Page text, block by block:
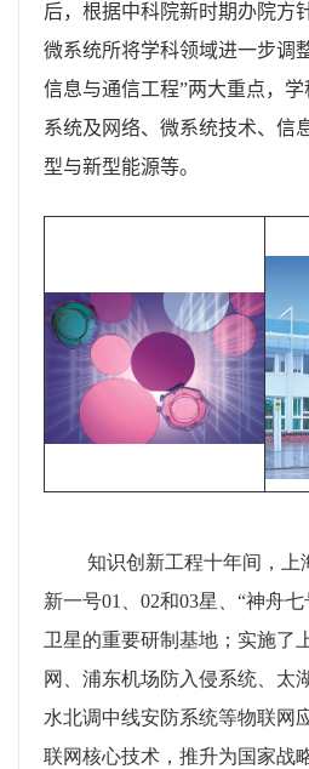
后，根据中科院新时期办院方
微系统所将学科领域进一步调
信息与通信工程”两大重点，
系统及网络、微系统技术、信
型与新型能源等。
知识创新工程十年间，上
新一号01 02和03星、“神舟
卫星的重要研制基地；实施了
网、浦东机场防入侵系统、太
水北调中线安防系统等物联网
联网核心技术，推升为国家战